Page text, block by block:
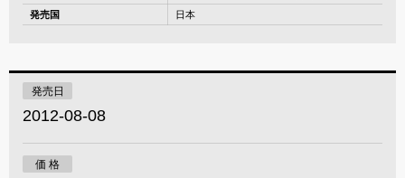
発売国
日本
発売日
2012-08-08
価 格